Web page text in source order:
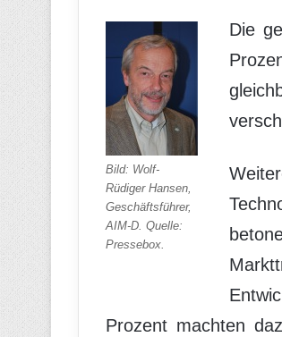
Bild: Wolf-
Rüdiger Hansen,
Geschäftsführer,
AIM-D. Quelle:
Pressebox.
Die
Prozent machten